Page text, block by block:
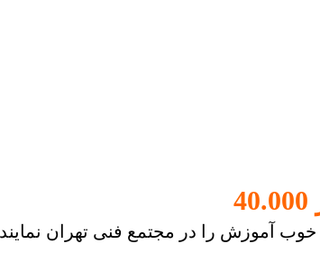
آموزش را در مجتمع فنی تهران